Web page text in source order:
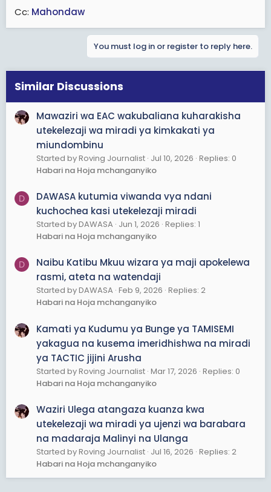
Cc: Mahondaw
You must log in or register to reply here.
Similar Discussions
Mawaziri wa EAC wakubaliana kuharakisha
utekelezaji wa miradi ya kimkakati ya
miundombinu
Started by Roving Journalist Jul 10, 2026 Replies: 0
Habari na Hoja mchanganyiko
D
DAWASA kutumia viwanda vya ndani
kuchochea kasi utekelezaji miradi
Started by DAWASA Jun 1, 2026 Replies: 1
Habari na Hoja mchanganyiko
D
Naibu Katibu Mkuu wizara ya maji apokelewa
rasmi, ateta na watendaji
Started by DAWASA Feb 9, 2026 Replies: 2
Habari na Hoja mchanganyiko
Kamati ya Kudumu ya Bunge ya TAMISEMI
yakagua na kusema imeridhishwa na miradi
ya TACTIC jijini Arusha
Started by Roving Journalist Mar 17, 2026 Replies: 0
Habari na Hoja mchanganyiko
Waziri Ulega atangaza kuanza kwa
utekelezaji wa miradi ya ujenzi wa barabara
na madaraja Malinyi na Ulanga
Started by Roving Journalist Jul 16, 2026 Replies: 2
Habari na Hoja mchanganyiko